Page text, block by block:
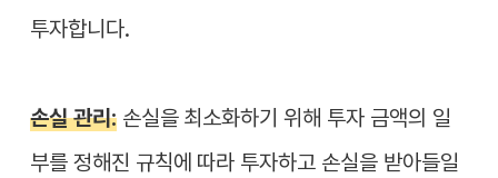
투자합니다.
손실 관리:손실을 최소화하기 위해 투자 금액의 일
부를 정해진 규칙에 따라 투자하고 손실을 받아들일